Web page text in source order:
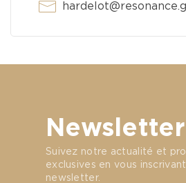
Newsletter
Suivez notre actualité et
exclusives en vous
newsletter.